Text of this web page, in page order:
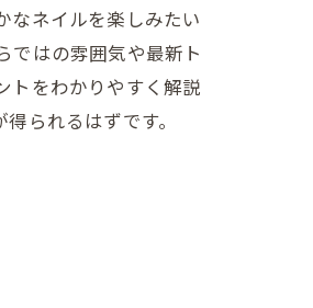
なネイルを楽しみたい
ではの雰囲気や最新ト
トをわかりやすく解説
られるはずです。